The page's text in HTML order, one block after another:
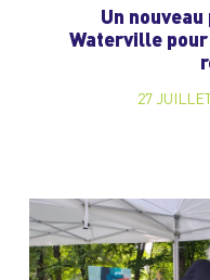
Un
Waterville
27